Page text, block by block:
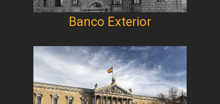
Banco Exterior